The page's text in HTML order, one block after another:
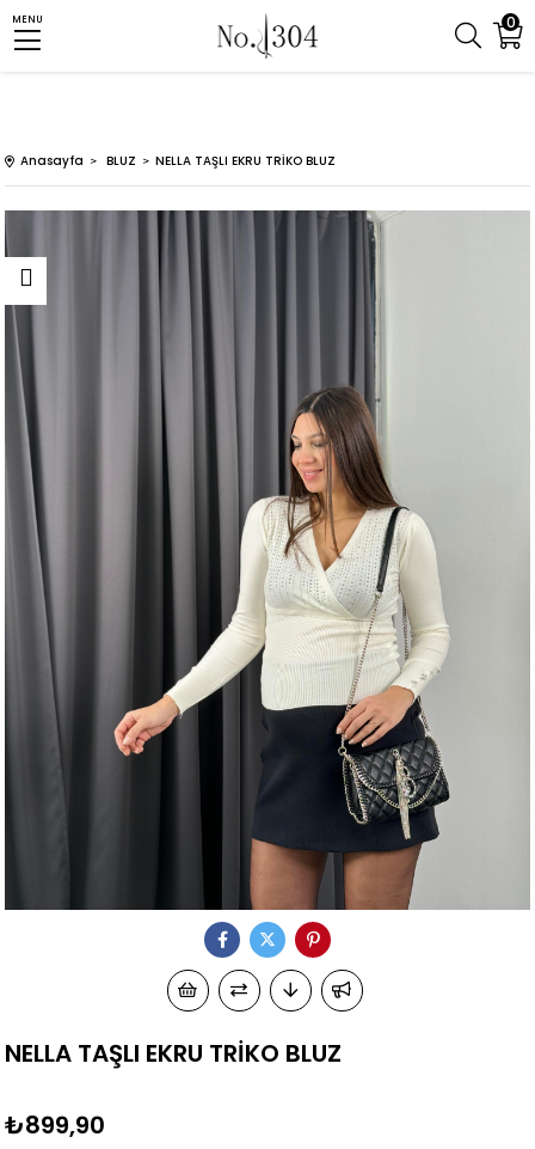
0
MENU
Anasayfa BLUZ NELLA TAŞLI EKRU TRİKO BLUZ
NELLA TAŞLI EKRU TRİKO BLUZ
₺899,90